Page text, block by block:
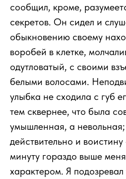
сообщил, кроме,
секретов. Он сидел и
обыкновению своему
воробей в клетке,
одутловатый, с своими
белыми волосами.
улыбка не сходила с губ
тем сквернее, что была
умышленная, а
действительно и воистину
минуту гораздо выше
характером. Я